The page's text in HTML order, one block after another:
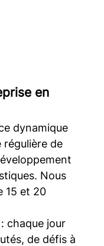
en
dynamique
régulière de
Nous
15 et 20
chaque jour
de défis à